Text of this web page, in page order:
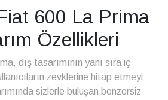
600 La Prima
Özellikleri
dış tasarımının yanı sıra iç
zevklerine hitap etmeyi
sizlerle buluşan benzersiz